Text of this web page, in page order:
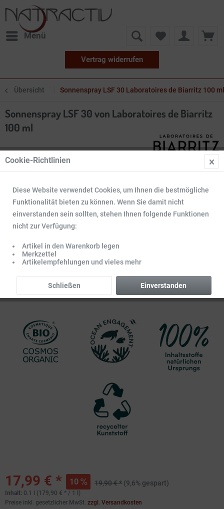
Menü
Vertrag widerrufen
Übersicht Sonnenspray LSF 30 Laboratoires de Biarritz 100 ml
Sonnenspray LSF 30 von Laboratoires de Biarritz
100 ml
17,99 € * 10 19,90 € * (9,6% gespart)
Inhalt: 0.1 l (179,90 € * / 1 l)
Preise inkl. gesetzlicher MwSt. zzgl. Versandkosten
Cookie-Richtlinien
Diese Website verwendet Cookies, um Ihnen die bestmögliche
Funktionalität bieten zu können. Wenn Sie damit nicht
einverstanden sein sollten, stehen Ihnen folgende Funktionen
nicht zur Verfügung:
Artikel in den Warenkorb legen
Merkzettel
Artikelempfehlungen und vieles mehr
Einverstanden
Schließen